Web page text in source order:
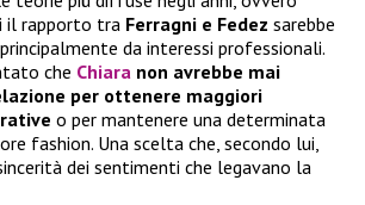
il rapporto tra Ferragni e Fedez sarebbe
da interessi professionali.
che Chiara non avrebbe mai
per ottenere maggiori
o per mantenere una determinata
fashion. Una scelta che, secondo lui,
dei sentimenti che legavano la